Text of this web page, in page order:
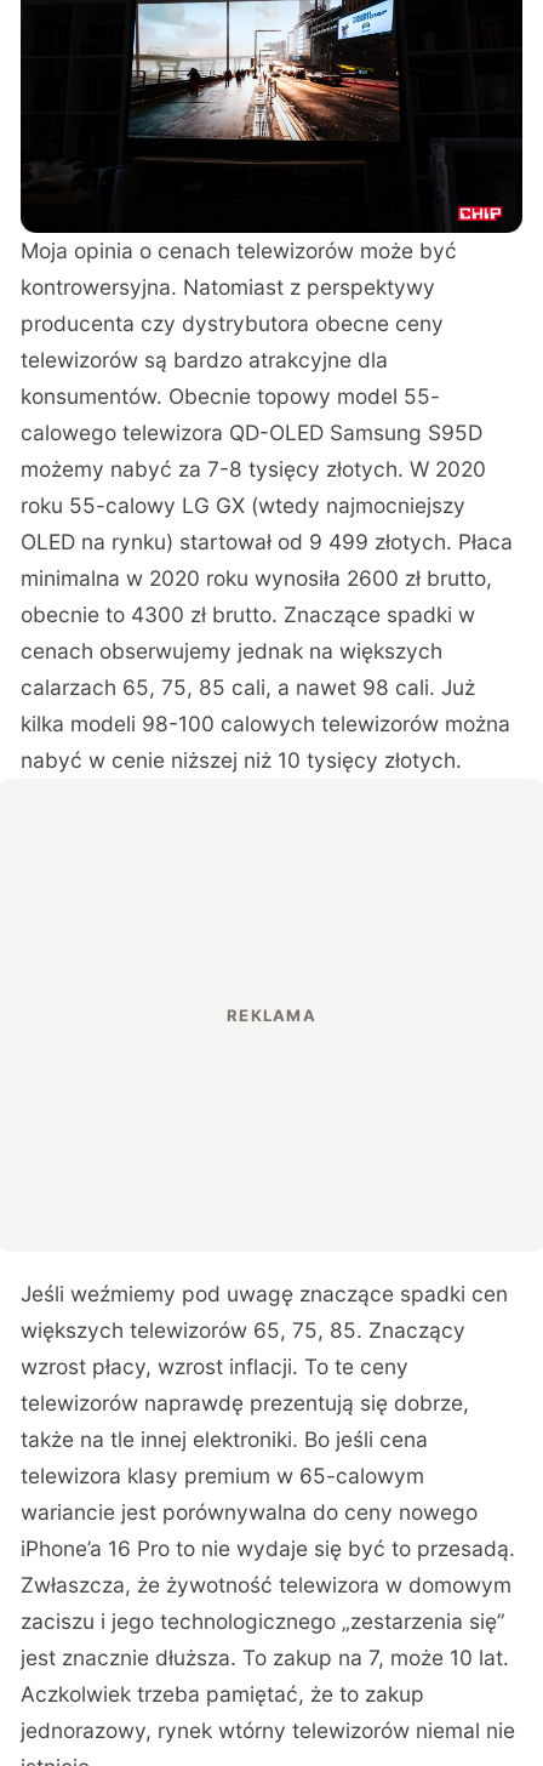
Moja opinia o cenach telewizorów może być
kontrowersyjna. Natomiast z perspektywy
producenta czy dystrybutora obecne ceny
telewizorów są bardzo atrakcyjne dla
konsumentów. Obecnie topowy model 55-
calowego telewizora QD-OLED Samsung S95D
możemy nabyć za 7-8 tysięcy złotych. W 2020
roku 55-calowy LG GX (wtedy najmocniejszy
OLED na rynku) startował od 9 499 złotych. Płaca
minimalna w 2020 roku wynosiła 2600 zł brutto,
obecnie to 4300 zł brutto. Znaczące spadki w
cenach obserwujemy jednak na większych
calarzach 65, 75, 85 cali, a nawet 98 cali. Już
kilka modeli 98-100 calowych telewizorów można
nabyć w cenie niższej niż 10 tysięcy złotych.
Jeśli weźmiemy pod uwagę znaczące spadki cen
większych telewizorów 65, 75, 85. Znaczący
wzrost płacy, wzrost inflacji. To te ceny
telewizorów naprawdę prezentują się dobrze,
także na tle innej elektroniki. Bo jeśli cena
telewizora klasy premium w 65-calowym
wariancie jest porównywalna do ceny nowego
iPhone’a 16 Pro to nie wydaje się być to przesadą.
Zwłaszcza, że żywotność telewizora w domowym
zaciszu i jego technologicznego „zestarzenia się”
jest znacznie dłuższa. To zakup na 7, może 10 lat.
Aczkolwiek trzeba pamiętać, że to zakup
jednorazowy, rynek wtórny telewizorów niemal nie